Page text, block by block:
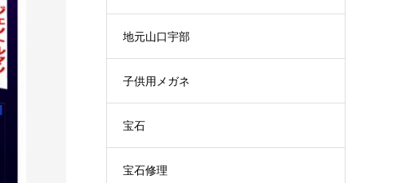
地元山口宇部
子供用メガネ
宝石
宝石修理